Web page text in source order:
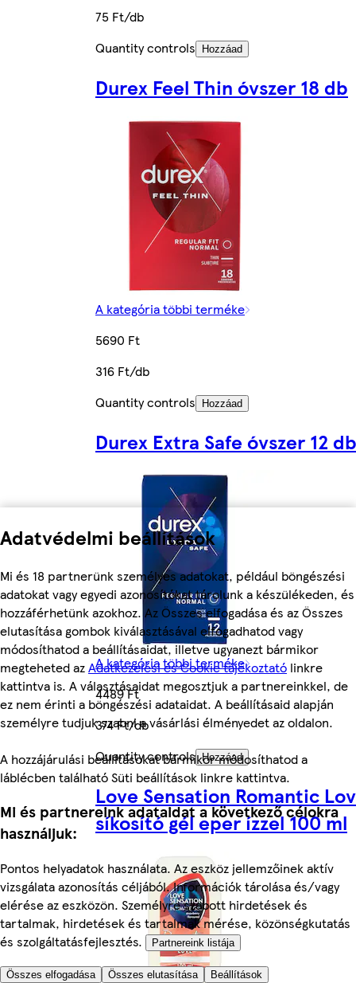
Adatvédelmi beállítások
Mi és 18 partnerünk személyes adatokat, például böngészési
adatokat vagy egyedi azonosítókat tárolunk a készülékeden, és
hozzáférhetünk azokhoz. Az Összes elfogadása és az Összes
elutasítása gombok kiválasztásával elfogadhatod vagy
módosíthatod a beállításaidat, illetve ugyanezt bármikor
megteheted azAdatkezelési és Cookie tájékoztató linkre
kattintva is. A választásaidat megosztjuk a partnereinkkel, de
ez nem érinti a böngészési adataidat. A beállításaid alapján
személyre tudjuk szabni a vásárlási élményedet az oldalon.
A hozzájárulási beállításokat bármikor módosíthatod a
láblécben található Süti beállítások linkre kattintva.
Mi és partnereink adataidat a következő célokra
használjuk:
Pontos helyadatok használata. Az eszköz jellemzőinek aktív
vizsgálata azonosítás céljából. Információk tárolása és/vagy
elérése az eszközön. Személyre szabott hirdetések és
tartalmak, hirdetések és tartalmak mérése, közönségkutatás
és szolgáltatásfejlesztés.
Partnereink listája
Összes elfogadása Összes elutasítása Beállítások
75 Ft/db
Quantity controls
Hozzáad
Durex Feel Thin óvszer 18 db
A kategória többi terméke
5690 Ft
316 Ft/db
Quantity controls
Hozzáad
Durex Extra Safe óvszer 12 db
A kategória többi terméke
4489 Ft
374 Ft/db
Quantity controls Hozzáad
Love Sensation Romantic
síkosító gél eper ízzel 100 ml